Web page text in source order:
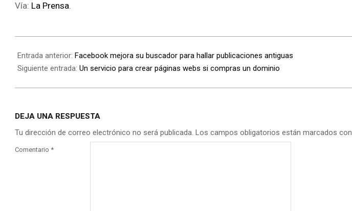
Vía: La Prensa.
Entrada anterior: Facebook mejora su buscador para hallar publicaciones antiguas
Siguiente entrada: Un servicio para crear páginas webs si compras un dominio
DEJA UNA RESPUESTA
Tu dirección de correo electrónico no será publicada. Los campos obligatorios están marcados con
Comentario *